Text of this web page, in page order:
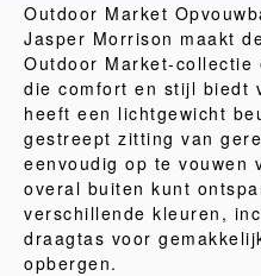
Outdoor Market
Jasper Morrison maakt
Outdoor Market-
die comfort en stijl biedt
heeft een lichtgewicht
gestreept zitting van
eenvoudig op te vouwen
overal buiten kunt
verschillende kleuren,
draagtas voor
opbergen.